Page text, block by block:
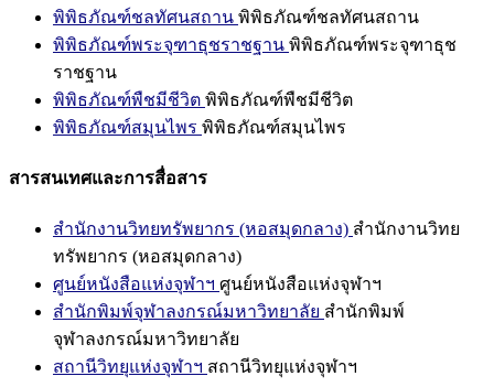
พิพิธภัณฑ์ชลทัศนสถาน พิพิธภัณฑ์ชลทัศนสถาน
พิพิธภัณฑ์พระจุฑาธุชราชฐาน พิพิธภัณฑ์พระจุฑาธุช
ราชฐาน
พิพิธภัณฑ์พืชมีชีวิต พิพิธภัณฑ์พืชมีชีวิต
พิพิธภัณฑ์สมุนไพร พิพิธภัณฑ์สมุนไพร
สารสนเทศและการสื่อสาร
สำนักงานวิทยทรัพยากร (หอสมุดกลาง) สำนักงานวิทย
ทรัพยากร (หอสมุดกลาง)
ศูนย์หนังสือแห่งจุฬาฯ ศูนย์หนังสือแห่งจุฬาฯ
สำนักพิมพ์จุฬาลงกรณ์มหาวิทยาลัย สำนักพิมพ์
จุฬาลงกรณ์มหาวิทยาลัย
สถานีวิทยุแห่งจุฬาฯ สถานีวิทยุแห่งจุฬาฯ